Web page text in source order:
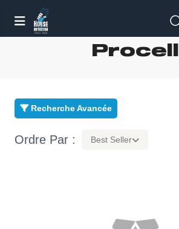
Procell
Recherche Avancée
Ordre Par : Best Seller